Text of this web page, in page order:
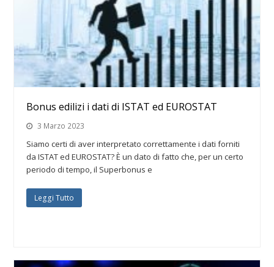
Bonus edilizi i dati di ISTAT ed EUROSTAT
3 Marzo 2023
Siamo certi di aver interpretato correttamente i dati forniti
da ISTAT ed EUROSTAT? È un dato di fatto che, per un certo
periodo di tempo, il Superbonus e
Leggi Tutto